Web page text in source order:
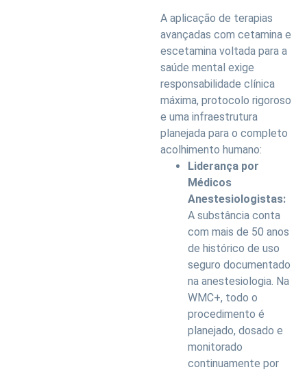
A aplicação de terapias
avançadas com cetamina e
escetamina voltada para a
saúde mental exige
responsabilidade clínica
máxima, protocolo rigoroso
e uma infraestrutura
planejada para o completo
acolhimento humano:
Liderança por
Médicos
Anestesiologistas:
A substância conta
com mais de 50 anos
de histórico de uso
seguro documentado
na anestesiologia. Na
WMC+, todo o
procedimento é
planejado, dosado e
monitorado
continuamente por